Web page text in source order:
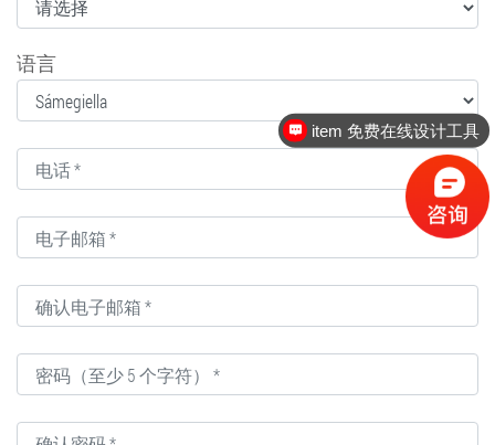
语言
item 免费在线设计工具